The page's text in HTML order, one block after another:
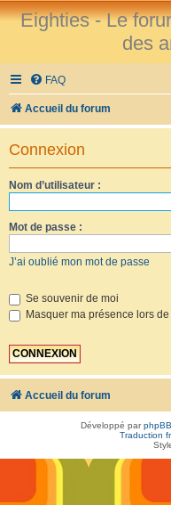
Eighties - Le
des
FAQ
Accueil du forum
Connexion
Nom d’utilisateur :
Mot de passe :
J’ai oublié mon mot de passe
Se souvenir de moi
Masquer ma présence lors
Accueil du forum
Développé parphpBB
Traduction